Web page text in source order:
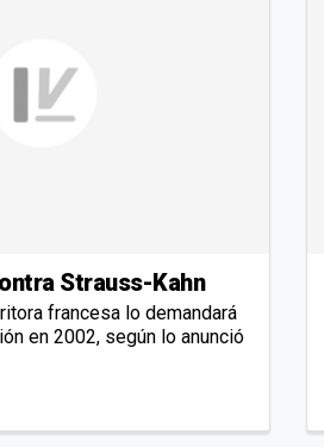
Strauss-Kahn
francesa lo demandará
en 2002, según lo anunció